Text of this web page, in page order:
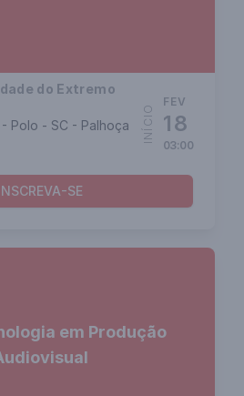
do Extremo
Polo - SC - Palhoça
INÍCIO
FEV
18
03:00
SE
em Produção